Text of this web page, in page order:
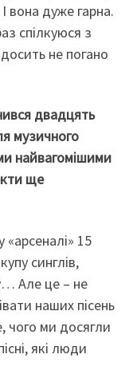
вона дуже гарна.
спілкуюся з
не погано
двадцять
музичного
найвагомішими
ще
15
синглів,
Але це – не
наших пісень
чого ми досягли
які люди